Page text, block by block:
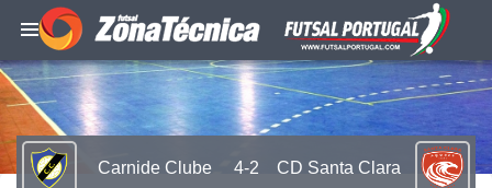
Carnide Clube 4-2 CD Santa Clara